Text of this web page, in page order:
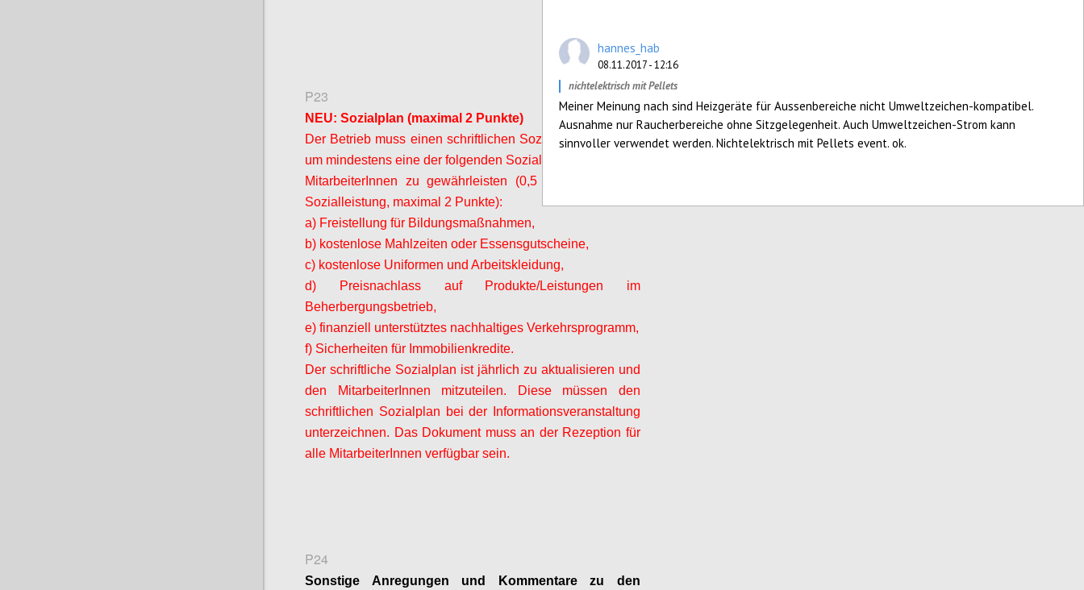
P23
NEU: Sozialplan (maximal 2 Punkte)
Der Betrieb muss einen schriftlichen Sozialplan festlegen,
um mindestens eine der folgenden Sozialleistungen für die
MitarbeiterInnen zu gewährleisten (0,5 Punkte für jede
Sozialleistung, maximal 2 Punkte):
a) Freistellung für Bildungsmaßnahmen,
b) kostenlose Mahlzeiten oder Essensgutscheine,
c) kostenlose Uniformen und Arbeitskleidung,
d) Preisnachlass auf Produkte/Leistungen im
Beherbergungsbetrieb,
e) finanziell unterstütztes nachhaltiges Verkehrsprogramm,
f) Sicherheiten für Immobilienkredite.
Der schriftliche Sozialplan ist jährlich zu aktualisieren und
den
MitarbeiterInnen mitzuteilen. Diese müssen den
schriftlichen Sozialplan bei der Informationsveranstaltung
unterzeichnen. Das Dokument muss an der Rezeption für
alle MitarbeiterInnen verfügbar sein.
P24
Sonstige Anregungen und Kommentare zu den
hannes_hab
08.11.2017 - 12:16
nichtelektrisch mit Pellets
Meiner Meinung nach sind Heizgeräte für Aussenbereiche nicht Umweltzeichen-kompatibel.
Ausnahme nur Raucherbereiche ohne Sitzgelegenheit. Auch Umweltzeichen-Strom kann
sinnvoller verwendet werden. Nichtelektrisch mit Pellets event. ok.